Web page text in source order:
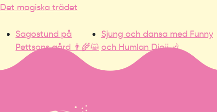
Det magiska trädet
Sagostund på
Pettsons gård 👨‍🌾😺
Sjung och dansa med Funny
och Humlan Djojj 🎶